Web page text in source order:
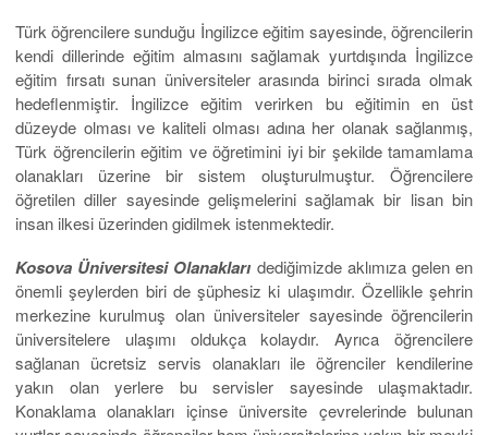
Türk öğrencilere sunduğu İngilizce eğitim sayesinde, öğrencilerin
kendi dillerinde eğitim almasını sağlamak yurtdışında İngilizce
eğitim fırsatı sunan üniversiteler arasında birinci sırada olmak
hedeflenmiştir. İngilizce eğitim verirken bu eğitimin en üst
düzeyde olması ve kaliteli olması adına her olanak sağlanmış,
Türk öğrencilerin eğitim ve öğretimini iyi bir şekilde tamamlama
olanakları üzerine bir sistem oluşturulmuştur. Öğrencilere
öğretilen diller sayesinde gelişmelerini sağlamak bir lisan bin
insan ilkesi üzerinden gidilmek istenmektedir.
Kosova Üniversitesi Olanakları dediğimizde aklımıza gelen en
önemli şeylerden biri de şüphesiz ki ulaşımdır. Özellikle şehrin
merkezine kurulmuş olan üniversiteler sayesinde öğrencilerin
üniversitelere ulaşımı oldukça kolaydır. Ayrıca öğrencilere
sağlanan ücretsiz servis olanakları ile öğrenciler kendilerine
yakın olan yerlere bu servisler sayesinde ulaşmaktadır.
Konaklama olanakları içinse üniversite çevrelerinde bulunan